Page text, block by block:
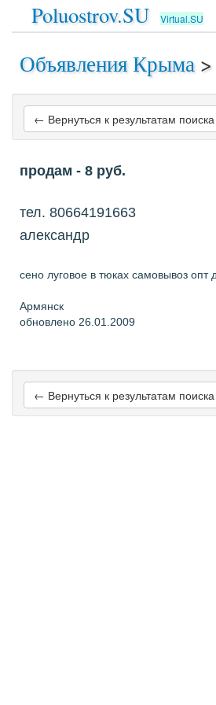
Poluostrov.SU Virtual.SU
Объявления Крыма >
← Вернуться к результатам поиска
продам - 8 руб.
тел. 80664191663
александр
сено луговое в тюках самовывоз опт
Армянск
обновлено 26.01.2009
← Вернуться к результатам поиска